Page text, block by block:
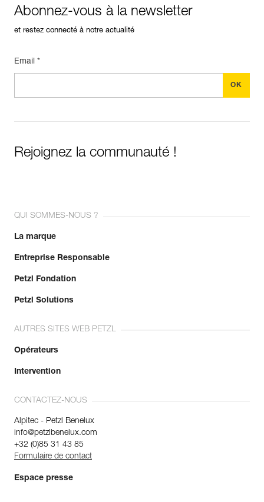
Abonnez-vous à la newsletter
et restez connecté à notre actualité
Email *
Rejoignez la communauté !
QUI SOMMES-NOUS ?
La marque
Entreprise Responsable
Petzl Fondation
Petzl Solutions
AUTRES SITES WEB PETZL
Opérateurs
Intervention
CONTACTEZ-NOUS
Alpitec - Petzl Benelux
info@petzlbenelux.com
+32 (0)85 31 43 85
Formulaire de contact
Espace presse